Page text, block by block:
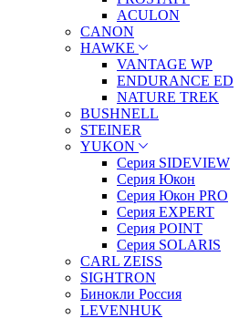
ACULON
CANON
HAWKE
VANTAGE WP
ENDURANCE ED
NATURE TREK
BUSHNELL
STEINER
YUKON
Серия SIDEVIEW
Серия Юкон
Серия Юкон PRO
Серия EXPERT
Серия POINT
Серия SOLARIS
CARL ZEISS
SIGHTRON
Бинокли Россия
LEVENHUK